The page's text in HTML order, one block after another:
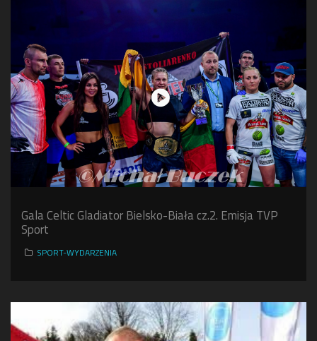
Gala Celtic Gladiator Bielsko-Biała cz.2. Emisja TVP
Sport
SPORT-WYDARZENIA